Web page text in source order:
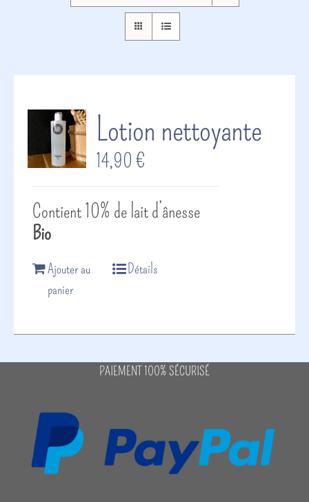
Lotion nettoyante
14,90€
Contient 10% de lait d’ânesse
Bio
Ajouter au
panier
Détails
PAIEMENT 100% SÉCURISÉ